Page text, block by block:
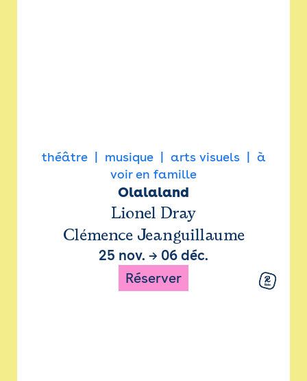
théâtre musique arts visuels
à
voir en famille
Olalaland
Lionel Dray
Clémence Jeanguillaume
25 nov. → 06 déc.
Réserver